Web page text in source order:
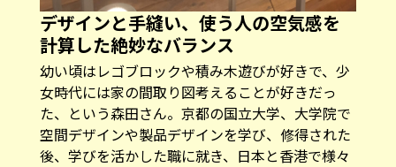
デザインと手縫い、使う人の空気感を
計算した絶妙なバランス
幼い頃はレゴブロックや積み木遊びが好きで、少
女時代には家の間取り図考えることが好きだっ
た、という森田さん。京都の国立大学、大学院で
空間デザインや製品デザインを学び、修得された
後、学びを活かした職に就き、日本と香港で様々